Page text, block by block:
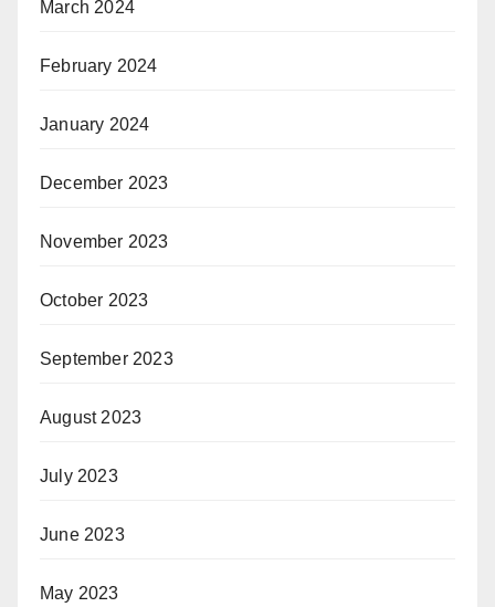
March 2024
February 2024
January 2024
December 2023
November 2023
October 2023
September 2023
August 2023
July 2023
June 2023
May 2023